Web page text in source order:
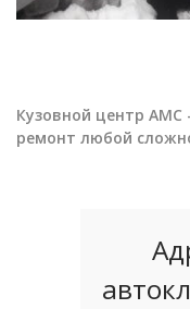
Кузовной центр АМС
ремонт любой